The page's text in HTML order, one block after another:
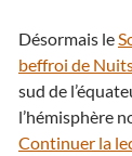
Désormais le
beffroi de
sud de
l’hémisphère
Continuer la